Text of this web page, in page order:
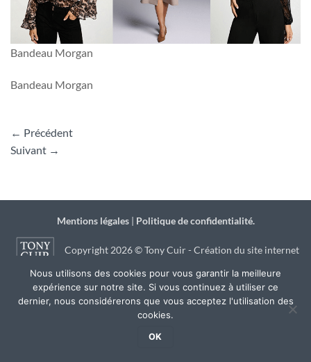
Bandeau Morgan
Bandeau Morgan
← Précédent
Suivant →
Mentions légales| Politique de confidentialité.
Copyright 2026 © Tony Cuir - Création du site internet
parJSB Communicationà Agen
Nous utilisons des cookies pour vous garantir la meilleure
expérience sur notre site. Si vous continuez à utiliser ce
dernier, nous considérerons que vous acceptez l'utilisation des
cookies.
OK